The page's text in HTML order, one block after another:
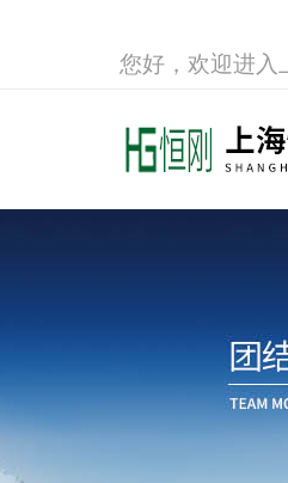
您好，欢迎进入